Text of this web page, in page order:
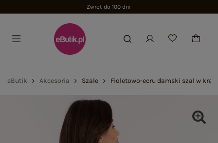
Zwrot do 100 dni
eButik Akcesoria Szale Fioletowo-ecru damski szal w kratę